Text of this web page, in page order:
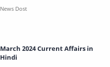
March 2024 Current Affairs in
Hindi